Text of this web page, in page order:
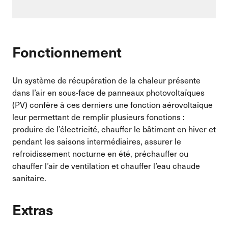
Fonctionnement
Un système de récupération de la chaleur présente
dans l’air en sous-face de panneaux photovoltaïques
(PV) confère à ces derniers une fonction aérovoltaïque
leur permettant de remplir plusieurs fonctions :
produire de l’électricité, chauffer le bâtiment en hiver et
pendant les saisons intermédiaires, assurer le
refroidissement nocturne en été, préchauffer ou
chauffer l’air de ventilation et chauffer l’eau chaude
sanitaire.
Extras